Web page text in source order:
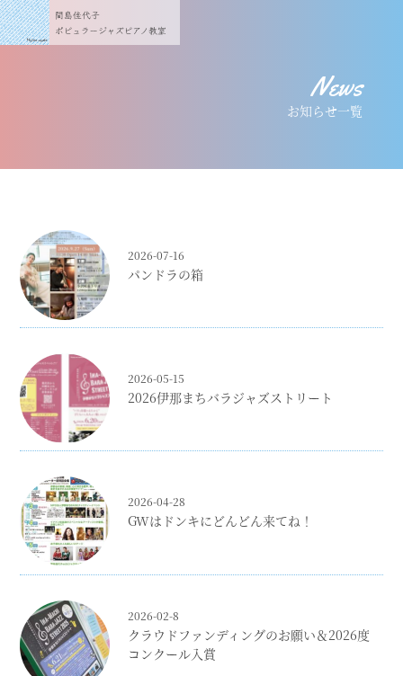
News
お知らせ一覧
2026-07-16
パンドラの箱
2026-05-15
2026伊那まちバラジャズストリート
2026-04-28
GWはドンキにどんどん来てね！
2026-02-8
クラウドファンディングのお願い＆2026度
コンクール入賞